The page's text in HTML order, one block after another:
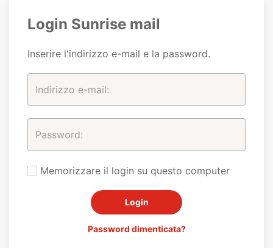
Login Sunrise mail
Inserire l'indirizzo e-mail e la password.
Memorizzare il login su questo computer
Password dimenticata?